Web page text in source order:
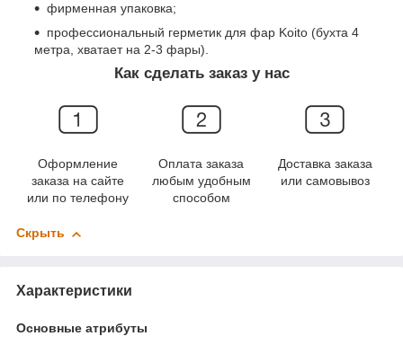
фирменная упаковка;
профессиональный герметик для фар Koito (бухта 4
метра, хватает на 2-3 фары).
Как сделать заказ у нас
Оформление
заказа на сайте
или по телефону
Оплата заказа
любым удобным
способом
Доставка заказа
или самовывоз
Скрыть
Характеристики
Основные атрибуты